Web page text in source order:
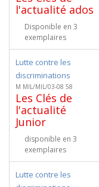
l'actualité ados
Disponible en 3
exemplaires
Lutte contre les
discriminations
M MIL/MIL/03-08 58
Les Clés de
l'actualité
Junior
disponible en 3
exemplaires
Lutte contre les